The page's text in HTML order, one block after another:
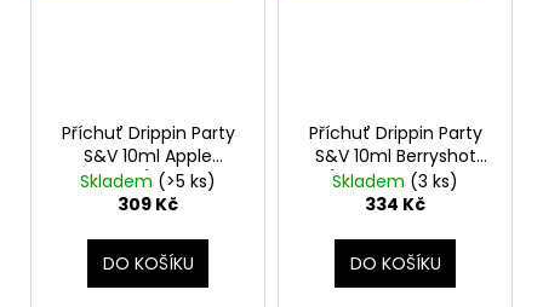
Příchuť Drippin Party
S&V 10ml Apple
Maniac (Chladivé
jablko a kyselé kiwi)
Skladem (>5 ks)
309 Kč
DO KOŠÍKU
Příchuť Drippin Party
S&V 10ml Berryshot
(Kyselé maliny a
sladké borůvky)
Skladem (3 ks)
334 Kč
DO KOŠÍKU